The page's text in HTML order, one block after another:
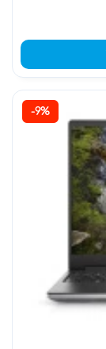
-9%